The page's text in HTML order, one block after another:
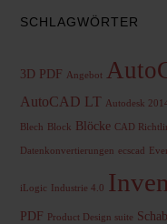
SCHLAGWÖRTER
3D PDF Angebot
AutoCAD LT Autodesk
Blech Block Blöcke CAD
Datenkonvertierungen ecscad
iLogic Industrie 4.0
PDF Product Design suite